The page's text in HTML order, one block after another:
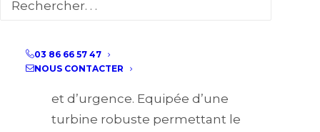
03 86 66 57 47
NOUS CONTACTER
besoins les plus exigeants des
et d’urgence. Équipée d’une
turbine robuste permettant le